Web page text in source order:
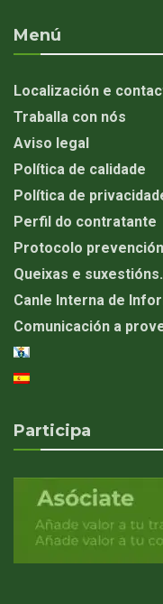
Menú
Localización e
Traballa con nós
Aviso legal
Política de calidade
Política de
Perfil do contratante
Protocolo
Queixas e
Canle Interna de
Comunicación a
Participa